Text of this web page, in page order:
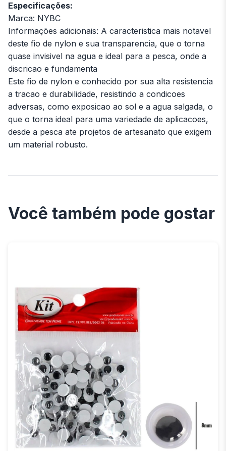
Especificações:
Marca: NYBC
Informações adicionais: A caracteristica mais notavel
deste fio de nylon e sua transparencia, que o torna
quase invisivel na agua e ideal para a pesca, onde a
discricao e fundamenta
Este fio de nylon e conhecido por sua alta resistencia
a tracao e durabilidade, resistindo a condicoes
adversas, como exposicao ao sol e a agua salgada, o
que o torna ideal para uma variedade de aplicacoes,
desde a pesca ate projetos de artesanato que exigem
um material robusto.
Você também pode gostar